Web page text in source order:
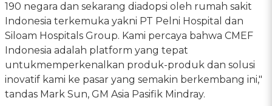
190 negara dan sekarang diadopsi oleh rumah sakit
Indonesia terkemuka yakni PT Pelni Hospital dan
Siloam Hospitals Group. Kami percaya bahwa CMEF
Indonesia adalah platform yang tepat
untukmemperkenalkan produk-produk dan solusi
inovatif kami ke pasar yang semakin berkembang ini,"
tandas Mark Sun, GM Asia Pasifik Mindray.